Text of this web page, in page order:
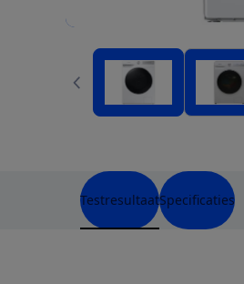
TestresultaatSpecificaties